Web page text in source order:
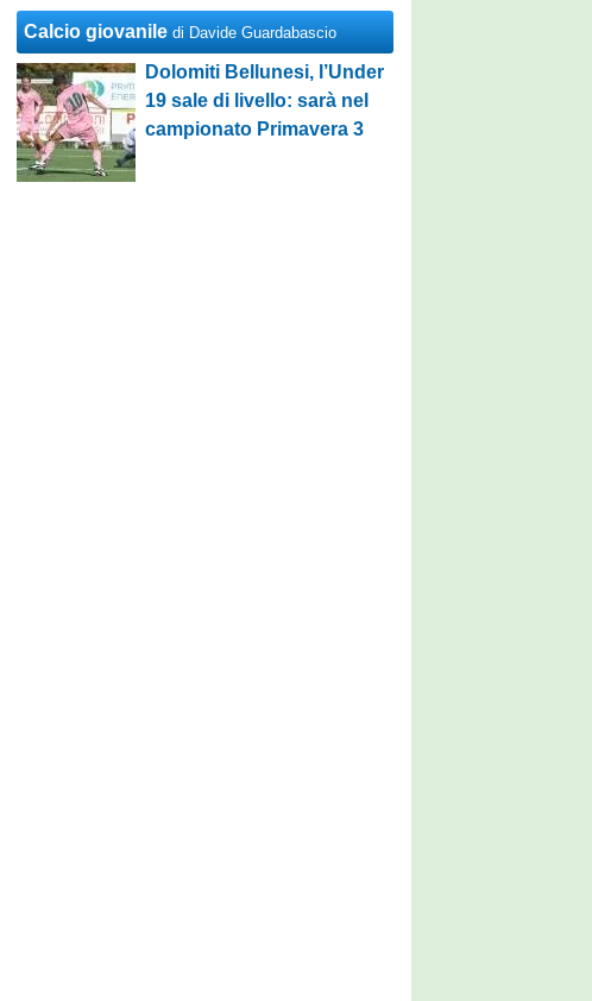
Calcio giovanile di Davide Guardabascio
Dolomiti Bellunesi, l’Under
19 sale di livello: sarà nel
campionato Primavera 3